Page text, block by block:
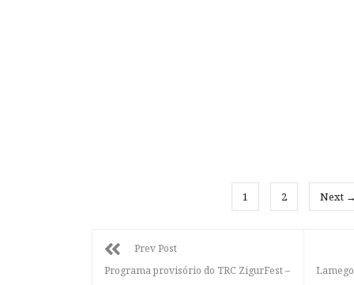
1 2 Next
Prev Post
Programa provisório do TRC ZigurFest –